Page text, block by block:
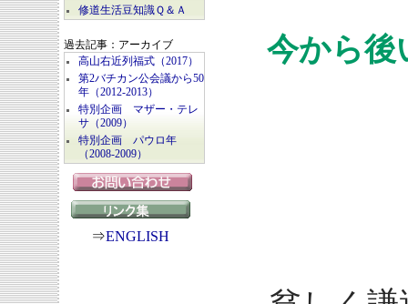
修道生活豆知識Ｑ＆Ａ
過去記事：アーカイブ
高山右近列福式（2017）
第2バチカン公会議から50
年（2012-2013）
特別企画 マザー・テレ
サ（2009）
特別企画 パウロ年
（2008-2009）
⇒ENGLISH
今から後